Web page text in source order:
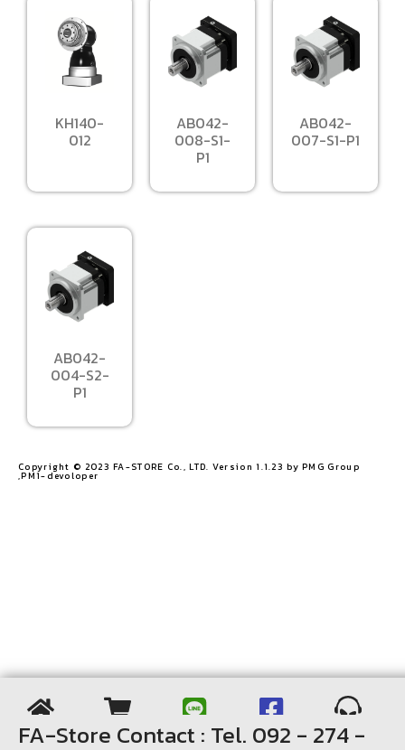
KH140-
012
AB042-
008-S1-
P1
AB042-
007-S1-P1
AB042-
004-S2-
P1
Copyright © 2023 FA-STORE Co., LTD. Version 1.1.23 by PMG Group
,PM1-devoloper​
FA-Store Contact : Tel. 092 - 274 -